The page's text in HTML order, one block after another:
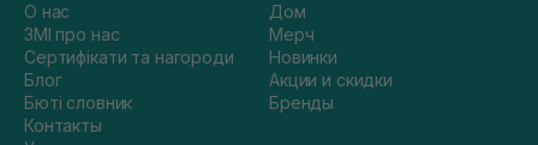
О нас
ЗМІ про нас
Сертифікати та нагороди
Блог
Бюті словник
Контакты
Дом
Мерч
Новинки
Акции и скидки
Бренды